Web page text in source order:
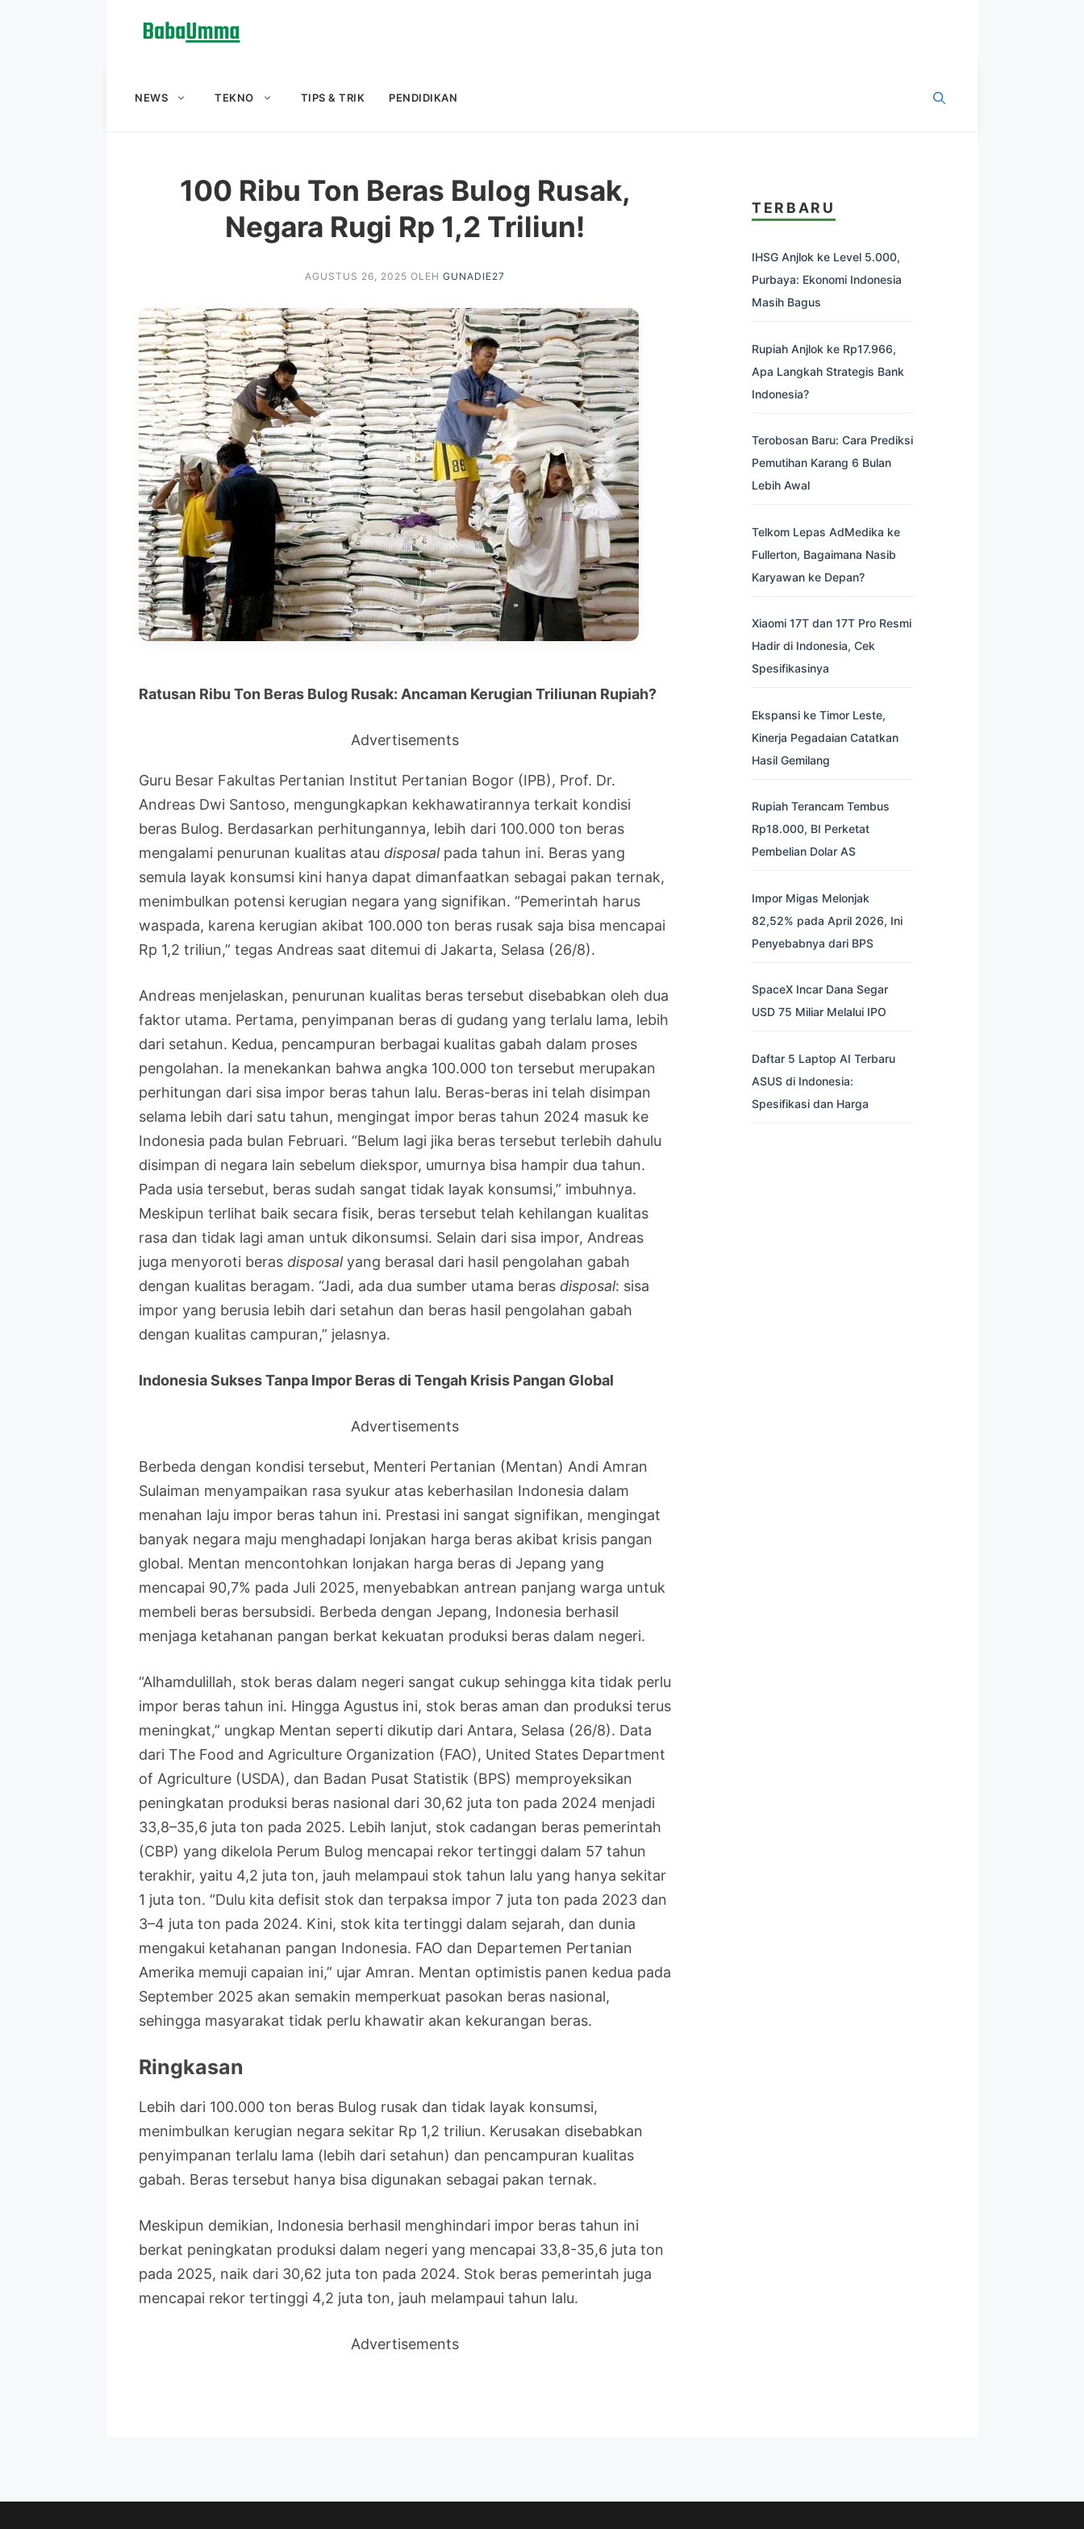
NEWS TEKNO TIPS & TRIK PENDIDIKAN
100 Ribu Ton Beras Bulog Rusak,
Negara Rugi Rp 1,2 Triliun!
AGUSTUS 26, 2025 OLEH GUNADIE27
Ratusan Ribu Ton Beras Bulog Rusak: Ancaman Kerugian Triliunan Rupiah?
Advertisements
Guru Besar Fakultas Pertanian Institut Pertanian Bogor (IPB), Prof. Dr.
Andreas Dwi Santoso, mengungkapkan kekhawatirannya terkait kondisi
beras Bulog. Berdasarkan perhitungannya, lebih dari 100.000 ton beras
mengalami penurunan kualitas atau disposalpada tahun ini. Beras yang
semula layak konsumsi kini hanya dapat dimanfaatkan sebagai pakan ternak,
menimbulkan potensi kerugian negara yang signifikan. “Pemerintah harus
waspada, karena kerugian akibat 100.000 ton beras rusak saja bisa mencapai
Rp 1,2 triliun,” tegas Andreas saat ditemui di Jakarta, Selasa (26/8).
Andreas menjelaskan, penurunan kualitas beras tersebut disebabkan oleh dua
faktor utama. Pertama, penyimpanan beras di gudang yang terlalu lama, lebih
dari setahun. Kedua, pencampuran berbagai kualitas gabah dalam proses
pengolahan. Ia menekankan bahwa angka 100.000 ton tersebut merupakan
perhitungan dari sisa impor beras tahun lalu. Beras-beras ini telah disimpan
selama lebih dari satu tahun, mengingat impor beras tahun 2024 masuk ke
Indonesia pada bulan Februari. “Belum lagi jika beras tersebut terlebih dahulu
disimpan di negara lain sebelum diekspor, umurnya bisa hampir dua tahun.
Pada usia tersebut, beras sudah sangat tidak layak konsumsi,” imbuhnya.
Meskipun terlihat baik secara fisik, beras tersebut telah kehilangan kualitas
rasa dan tidak lagi aman untuk dikonsumsi. Selain dari sisa impor, Andreas
juga menyoroti beras disposalyang berasal dari hasil pengolahan gabah
dengan kualitas beragam. “Jadi, ada dua sumber utama beras disposal: sisa
impor yang berusia lebih dari setahun dan beras hasil pengolahan gabah
dengan kualitas campuran,” jelasnya.
Indonesia Sukses Tanpa Impor Beras di Tengah Krisis Pangan Global
Advertisements
Berbeda dengan kondisi tersebut, Menteri Pertanian (Mentan) Andi Amran
Sulaiman menyampaikan rasa syukur atas keberhasilan Indonesia dalam
menahan laju impor beras tahun ini. Prestasi ini sangat signifikan, mengingat
banyak negara maju menghadapi lonjakan harga beras akibat krisis pangan
global. Mentan mencontohkan lonjakan harga beras di Jepang yang
mencapai 90,7% pada Juli 2025, menyebabkan antrean panjang warga untuk
membeli beras bersubsidi. Berbeda dengan Jepang, Indonesia berhasil
menjaga ketahanan pangan berkat kekuatan produksi beras dalam negeri.
“Alhamdulillah, stok beras dalam negeri sangat cukup sehingga kita tidak perlu
impor beras tahun ini. Hingga Agustus ini, stok beras aman dan produksi terus
meningkat,” ungkap Mentan seperti dikutip dari Antara, Selasa (26/8). Data
dari The Food and Agriculture Organization (FAO), United States Department
of Agriculture (USDA), dan Badan Pusat Statistik (BPS) memproyeksikan
peningkatan produksi beras nasional dari 30,62 juta ton pada 2024 menjadi
33,8–35,6 juta ton pada 2025. Lebih lanjut, stok cadangan beras pemerintah
(CBP) yang dikelola Perum Bulog mencapai rekor tertinggi dalam 57 tahun
terakhir, yaitu 4,2 juta ton, jauh melampaui stok tahun lalu yang hanya sekitar
1 juta ton. “Dulu kita defisit stok dan terpaksa impor 7 juta ton pada 2023 dan
3–4 juta ton pada 2024. Kini, stok kita tertinggi dalam sejarah, dan dunia
mengakui ketahanan pangan Indonesia. FAO dan Departemen Pertanian
Amerika memuji capaian ini,” ujar Amran. Mentan optimistis panen kedua pada
September 2025 akan semakin memperkuat pasokan beras nasional,
sehingga masyarakat tidak perlu khawatir akan kekurangan beras.
Ringkasan
Lebih dari 100.000 ton beras Bulog rusak dan tidak layak konsumsi,
menimbulkan kerugian negara sekitar Rp 1,2 triliun. Kerusakan disebabkan
penyimpanan terlalu lama (lebih dari setahun) dan pencampuran kualitas
gabah. Beras tersebut hanya bisa digunakan sebagai pakan ternak.
Meskipun demikian, Indonesia berhasil menghindari impor beras tahun ini
berkat peningkatan produksi dalam negeri yang mencapai 33,8-35,6 juta ton
pada 2025, naik dari 30,62 juta ton pada 2024. Stok beras pemerintah juga
mencapai rekor tertinggi 4,2 juta ton, jauh melampaui tahun lalu.
Advertisements
TERBARU
IHSG Anjlok ke Level 5.000,
Purbaya: Ekonomi Indonesia
Masih Bagus
Rupiah Anjlok ke Rp17.966,
Apa Langkah Strategis Bank
Indonesia?
Terobosan Baru: Cara Prediksi
Pemutihan Karang 6 Bulan
Lebih Awal
Telkom Lepas AdMedika ke
Fullerton, Bagaimana Nasib
Karyawan ke Depan?
Xiaomi 17T dan 17T Pro Resmi
Hadir di Indonesia, Cek
Spesifikasinya
Ekspansi ke Timor Leste,
Kinerja Pegadaian Catatkan
Hasil Gemilang
Rupiah Terancam Tembus
Rp18.000, BI Perketat
Pembelian Dolar AS
Impor Migas Melonjak
82,52% pada April 2026, Ini
Penyebabnya dari BPS
SpaceX Incar Dana Segar
USD 75 Miliar Melalui IPO
Daftar 5 Laptop AI Terbaru
ASUS di Indonesia:
Spesifikasi dan Harga